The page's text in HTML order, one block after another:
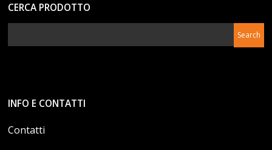
CERCA PRODOTTO
INFO E CONTATTI
Contatti